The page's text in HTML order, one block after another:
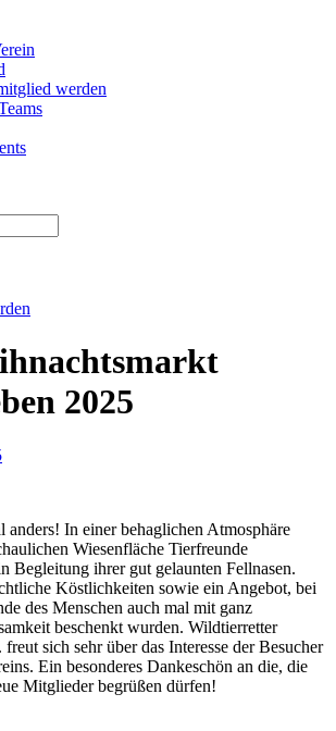
werden
2025
anders! In einer behaglichen Atmosphäre
Wiesenfläche Tierfreunde
Begleitung ihrer gut gelaunten Fellnasen.
Köstlichkeiten sowie ein Angebot, bei
des Menschen auch mal mit ganz
beschenkt wurden. Wildtierretter
sich sehr über das Interesse der Besucher
Ein besonderes Dankeschön an die, die
Mitglieder begrüßen dürfen!